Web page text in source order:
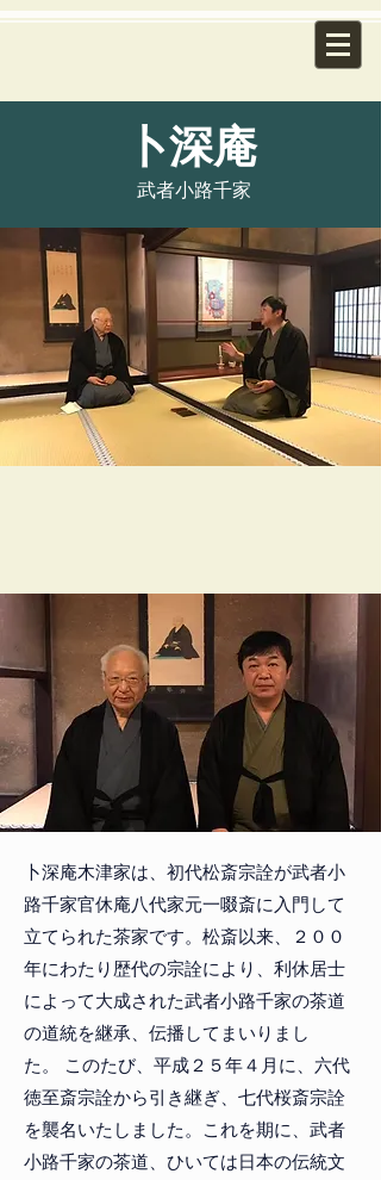
卜深庵
武者小路千家
卜深庵木津家は、初代松斎宗詮が武者小
路千家官休庵八代家元一啜斎に入門して
立てられた茶家です。 松斎以来、２００
年にわたり歴代の宗詮により、利休居士
によって大成された武者小路千家の茶道
の道統を継承、伝播してまいりまし
た。
このたび、平成２５年４月に、六代
徳至斎宗詮から引き継ぎ、七代桜斎宗詮
を襲名いたしました。
これを期に、武者
小路千家の茶道、ひいては日本の伝統文